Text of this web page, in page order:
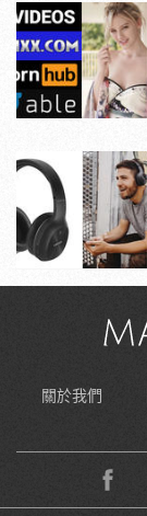
關於我們